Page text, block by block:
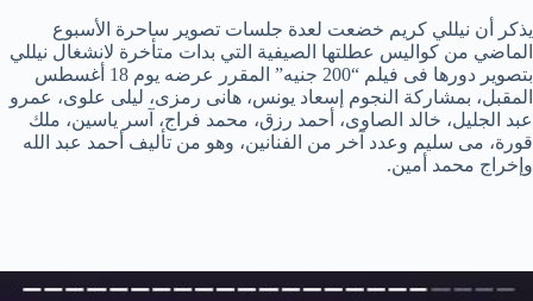
يذكر أن نيللي كريم خضعت لعدة جلسات تصوير ساحرة الأسبوع
الماضي من كواليس عطلتها الصيفية التي بدات متأخرة لانشغال نيللي
بتصوير دورها فى فيلم “200 جنيه” المقرر عرضه يوم 18 أغسطس
المقبل، بمشاركة النجوم إسعاد يونس، هانى رمزى، ليلى علوى، عمرو
عبد الجليل، خالد الصاوى، أحمد رزق، محمد فراج، آسر ياسين، ملك
قورة، مى سليم وعدد آخر من الفنانين، وهو من تأليف أحمد عبد الله
وإخراج محمد أمين.